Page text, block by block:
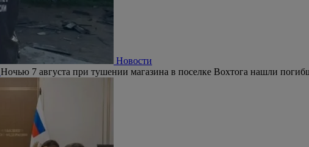
Новости
Ночью 7 августа при тушении магазина в поселке Вохтога нашли